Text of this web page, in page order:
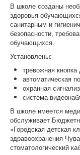
В школе созданы
здоровья
санитарным и
безопасности,
обучающихся.
Установлены:
тревожная
автоматическая
охранная
система
В школе имеется
обслуживает
«Городская детская
здравоохранения
стоматологический